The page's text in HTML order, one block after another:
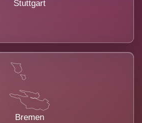
Stuttgart
Bremen